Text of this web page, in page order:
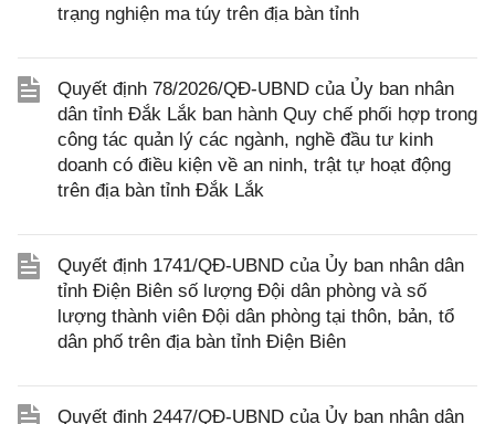
trạng nghiện ma túy trên địa bàn tỉnh
Quyết định 78/2026/QĐ-UBND của Ủy ban nhân
dân tỉnh Đắk Lắk ban hành Quy chế phối hợp trong
công tác quản lý các ngành, nghề đầu tư kinh
doanh có điều kiện về an ninh, trật tự hoạt động
trên địa bàn tỉnh Đắk Lắk
Quyết định 1741/QĐ-UBND của Ủy ban nhân dân
tỉnh Điện Biên số lượng Đội dân phòng và số
lượng thành viên Đội dân phòng tại thôn, bản, tổ
dân phố trên địa bàn tỉnh Điện Biên
Quyết định 2447/QĐ-UBND của Ủy ban nhân dân